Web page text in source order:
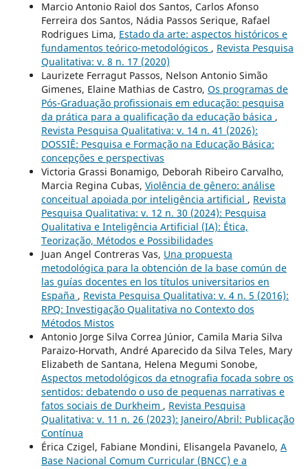
Marcio Antonio Raiol dos Santos, Carlos Afonso
Ferreira dos Santos, Nádia Passos Serique, Rafael
Rodrigues Lima, Estado da arte: aspectos históricos e
fundamentos teórico-metodológicos , Revista Pesquisa
Qualitativa: v. 8 n. 17 (2020)
Laurizete Ferragut Passos, Nelson Antonio Simão
Gimenes, Elaine Mathias de Castro, Os programas de
Pós-Graduação profissionais em educação: pesquisa
da prática para a qualificação da educação básica ,
Revista Pesquisa Qualitativa: v. 14 n. 41 (2026):
DOSSIÊ: Pesquisa e Formação na Educação Básica:
concepções e perspectivas
Victoria Grassi Bonamigo, Deborah Ribeiro Carvalho,
Marcia Regina Cubas, Violência de gênero: análise
conceitual apoiada por inteligência artificial , Revista
Pesquisa Qualitativa: v. 12 n. 30 (2024): Pesquisa
Qualitativa e Inteligência Artificial (IA): Ética,
Teorização, Métodos e Possibilidades
Juan Angel Contreras Vas, Una propuesta
metodológica para la obtención de la base común de
las guías docentes en los títulos universitarios en
España , Revista Pesquisa Qualitativa: v. 4 n. 5 (2016):
RPQ: Investigação Qualitativa no Contexto dos
Métodos Mistos
Antonio Jorge Silva Correa Júnior, Camila Maria Silva
Paraizo-Horvath, André Aparecido da Silva Teles, Mary
Elizabeth de Santana, Helena Megumi Sonobe,
Aspectos metodológicos da etnografia focada sobre os
sentidos: debatendo o uso de pequenas narrativas e
fatos sociais de Durkheim , Revista Pesquisa
Qualitativa: v. 11 n. 26 (2023): Janeiro/Abril: Publicação
Contínua
Érica Czigel, Fabiane Mondini, Elisangela Pavanelo, A
Base Nacional Comum Curricular (BNCC) e a